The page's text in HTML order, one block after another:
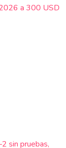
a 300 USD
sin pruebas,